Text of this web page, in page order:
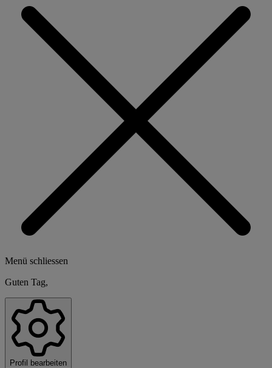
Menü schliessen
Guten Tag,
Profil bearbeiten